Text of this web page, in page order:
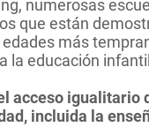
numerosas
que están
más
la educación
acceso
incluida la